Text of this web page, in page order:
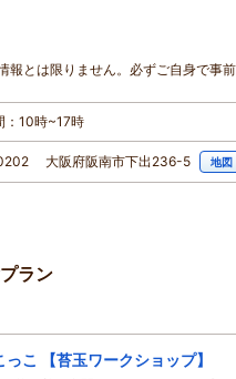
とは限りません。必ずご自身で事
：10時~17時
大阪府阪南市下出236-5 地図
ラン
っこ 【苔玉ワークショップ】